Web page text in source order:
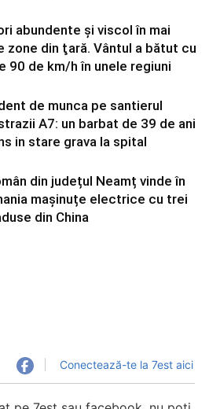
abundente şi viscol în mai
zone din ţară. Vântul a bătut cu
90 de km/h în unele regiuni
de munca pe santierul
A7: un barbat de 39 de ani
in stare grava la spital
din județul Neamț vinde în
mașinuțe electrice cu trei
din China
Conectează-te la 7est aici